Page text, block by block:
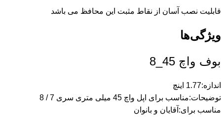
قابلیت نصب آسان از نقاط مثبت این محافظ می باشد
ویژگی‌ها
بوف واچ 45_8
اندازه:1.77 اینچ
توضیحات:مناسب برای اپل واچ 45 میلی متری سری 7 / 8
مناسب برای: آقایان و بانوان